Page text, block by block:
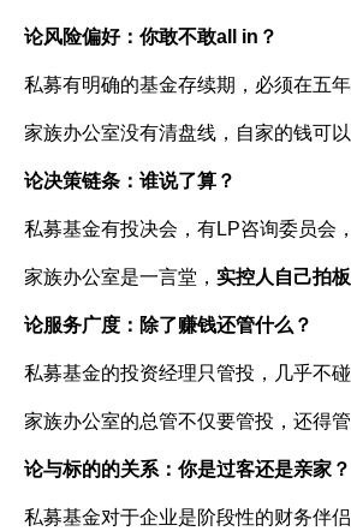
论风险偏好：你敢不敢all in ？
私募有明确的基金存续期，必须在五
家族办公室没有清盘线，自家的钱可
论决策链条：谁说了算？
私募基金有投决会，有LP咨询委员会
家族办公室是一言堂， 实控人自己拍
论服务广度：除了赚钱还管什么？
私募基金的投资经理只管投，几乎不碰
家族办公室的总管不仅要管投，还得
论与标的的关系：你是过客还是亲家？
私募基金对于企业是阶段性的财务伴